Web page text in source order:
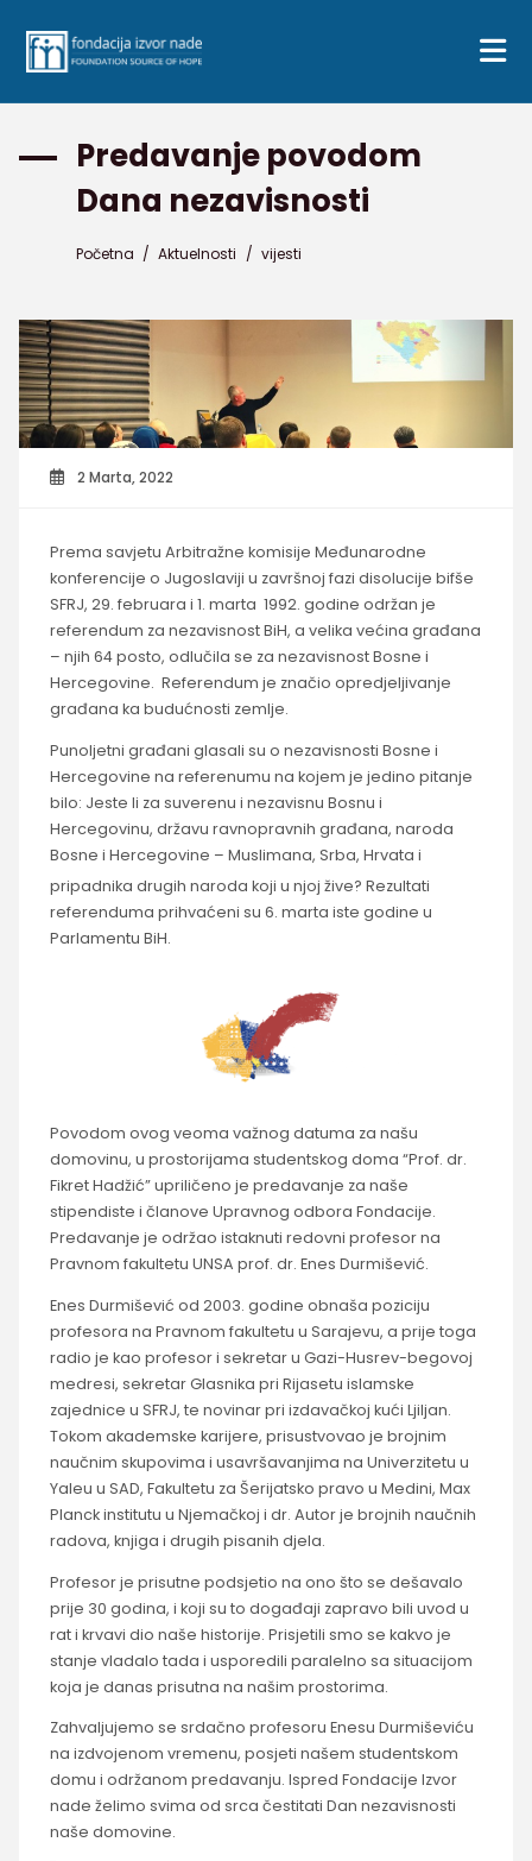
Predavanje povodom
Dana nezavisnosti
Početna / Aktuelnosti / vijesti
2 Marta, 2022
Prema savjetu Arbitražne komisije Međunarodne
konferencije o Jugoslaviji u završnoj fazi disolucije bifše
SFRJ, 29. februara i 1. marta 1992. godine održan je
referendum za nezavisnost BiH, a velika većina građana
– njih 64 posto, odlučila se za nezavisnost Bosne i
Hercegovine. Referendum je značio opredjeljivanje
građana ka budućnosti zemlje.
Punoljetni građani glasali su o nezavisnosti Bosne i
Hercegovine na referenumu na kojem je jedino pitanje
bilo: Jeste li za suverenu i nezavisnu Bosnu i
Hercegovinu, državu ravnopravnih građana, naroda
Bosne i Hercegovine – Muslimana, Srba, Hrvata i
pripadnika drugih naroda koji u njoj žive? Rezultati
referenduma prihvaćeni su 6. marta iste godine u
Parlamentu BiH.
Povodom ovog veoma važnog datuma za našu
domovinu, u prostorijama studentskog doma “Prof. dr.
Fikret Hadžić” upriličeno je predavanje za naše
stipendiste i članove Upravnog odbora Fondacije.
Predavanje je održao istaknuti redovni profesor na
Pravnom fakultetu UNSA prof. dr. Enes Durmišević.
Enes Durmišević od 2003. godine obnaša poziciju
profesora na Pravnom fakultetu u Sarajevu, a prije toga
radio je kao profesor i sekretar u Gazi-Husrev-begovoj
medresi, sekretar Glasnika pri Rijasetu islamske
zajednice u SFRJ, te novinar pri izdavačkoj kući Ljiljan.
Tokom akademske karijere, prisustvovao je brojnim
naučnim skupovima i usavršavanjima na Univerzitetu u
Yaleu u SAD, Fakultetu za Šerijatsko pravo u Medini, Max
Planck institutu u Njemačkoj i dr. Autor je brojnih naučnih
radova, knjiga i drugih pisanih djela.
Profesor je prisutne podsjetio na ono što se dešavalo
prije 30 godina, i koji su to događaji zapravo bili uvod u
rat i krvavi dio naše historije. Prisjetili smo se kakvo je
stanje vladalo tada i usporedili paralelno sa situacijom
koja je danas prisutna na našim prostorima.
Zahvaljujemo se srdačno profesoru Enesu Durmiševiću
na izdvojenom vremenu, posjeti našem studentskom
domu i održanom predavanju. Ispred Fondacije Izvor
nade želimo svima od srca čestitati Dan nezavisnosti
naše domovine.